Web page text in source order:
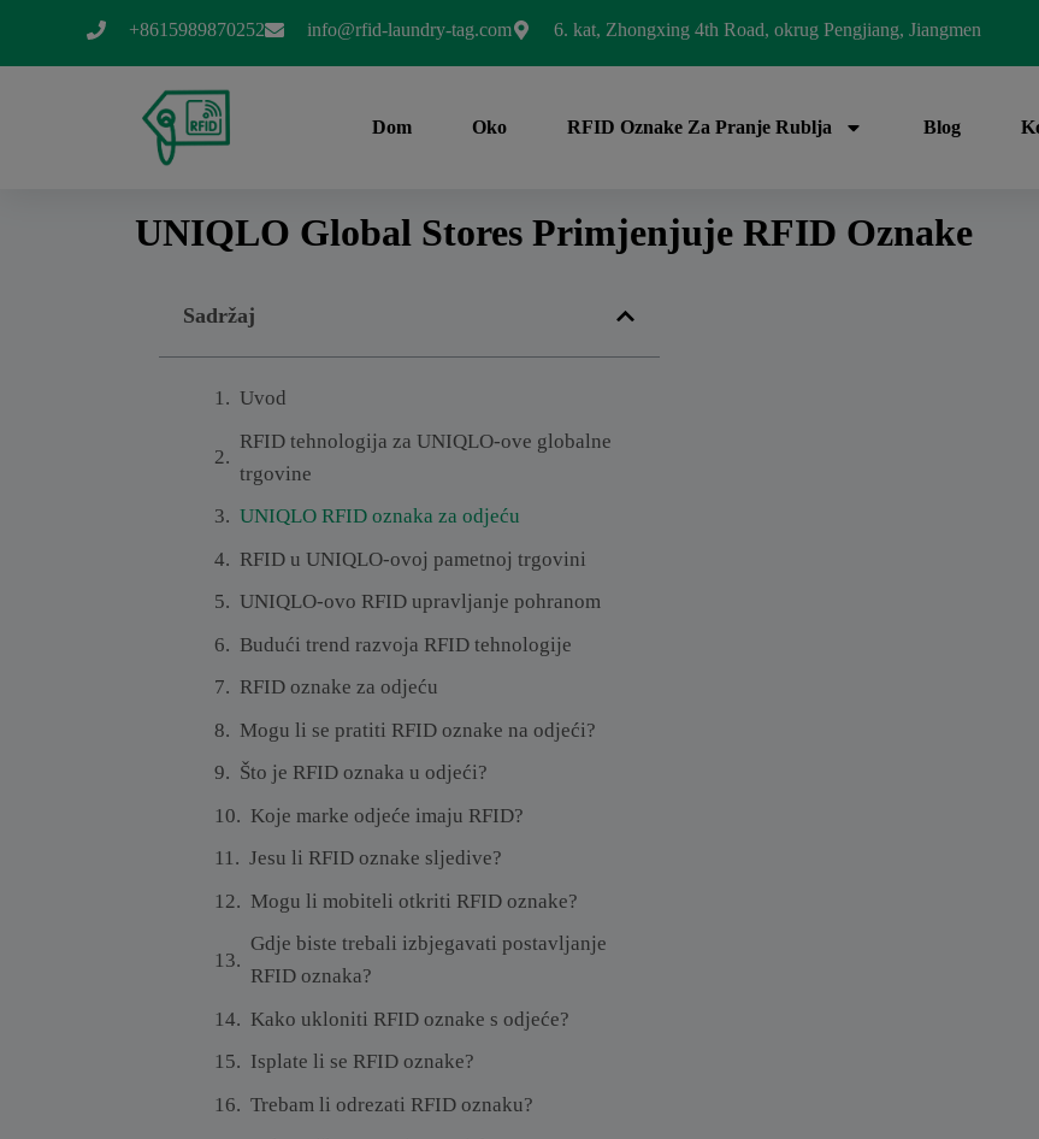
+8615989870252 info@rfid-laundry-tag.com 6. kat, Zhongxing 4th Road, okrug Pengjiang, Jiangmen
Dom Oko RFID Oznake Za Pranje Rublja Blog
UNIQLO Global Stores Primjenjuje RFID Oznake
Sadržaj
Uvod
RFID tehnologija za UNIQLO-ove globalne
trgovine
UNIQLO RFID oznaka za odjeću
RFID u UNIQLO-ovoj pametnoj trgovini
UNIQLO-ovo RFID upravljanje pohranom
Budući trend razvoja RFID tehnologije
RFID oznake za odjeću
Mogu li se pratiti RFID oznake na odjeći?
Što je RFID oznaka u odjeći?
Koje marke odjeće imaju RFID?
Jesu li RFID oznake sljedive?
Mogu li mobiteli otkriti RFID oznake?
Gdje biste trebali izbjegavati postavljanje
RFID oznaka?
Kako ukloniti RFID oznake s odjeće?
Isplate li se RFID oznake?
Trebam li odrezati RFID oznaku?